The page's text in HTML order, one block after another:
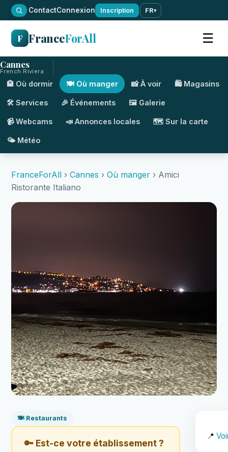
·ContactConnexion Inscription FR▾
F FranceForAll ☰
Cannes
French Riviera
🏨 Où dormir 🍽️ Où manger 📸 À voir 🛍️ Magasins
🛠️ Services 🎉 Événements 🖼️ Galerie
📹 Webcams 📣 Annonces locales 🗺️ Sur la carte
🌤️ Météo
FranceForAll › Cannes › Où manger › Amici
Ristorante Italiano
🍽️ Restaurants
🔑 Est-ce votre établissement ?
📍